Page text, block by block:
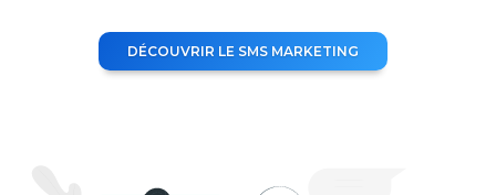
DÉCOUVRIR LE SMS MARKETING